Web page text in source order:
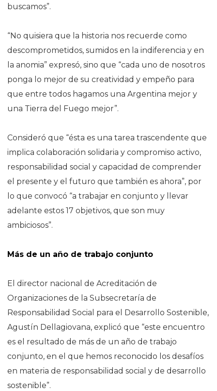
buscamos”.
“No quisiera que la historia nos recuerde como
descomprometidos, sumidos en la indiferencia y en
la anomia” expresó, sino que “cada uno de nosotros
ponga lo mejor de su creatividad y empeño para
que entre todos hagamos una Argentina mejor y
una Tierra del Fuego mejor”.
Consideró que “ésta es una tarea trascendente que
implica colaboración solidaria y compromiso activo,
responsabilidad social y capacidad de comprender
el presente y el futuro que también es ahora”, por
lo que convocó “a trabajar en conjunto y llevar
adelante estos 17 objetivos, que son muy
ambiciosos”.
Más de un año de trabajo conjunto
El director nacional de Acreditación de
Organizaciones de la Subsecretaría de
Responsabilidad Social para el Desarrollo Sostenible,
Agustín Dellagiovana, explicó que “este encuentro
es el resultado de más de un año de trabajo
conjunto, en el que hemos reconocido los desafíos
en materia de responsabilidad social y de desarrollo
sostenible”.